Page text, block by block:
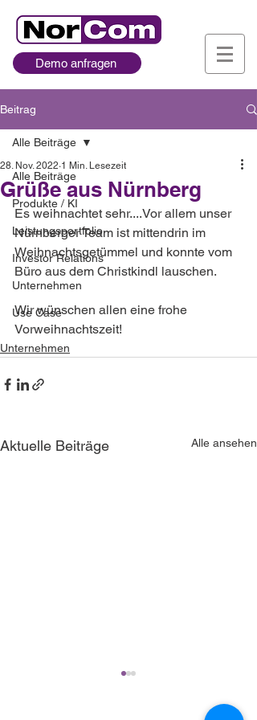
Demo anfragen
Beitrag
Alle Beiträge
Produkte / KI
Leistungsportfolio
Investor Relations
Unternehmen
Use Case
Alle Beiträge
Grüße aus Nürnberg
28. Nov. 2022 1 Min. Lesezeit
Es weihnachtet sehr....Vor allem unser
Nürnberger Team ist mittendrin im
Weihnachtsgetümmel und konnte vom
Büro aus dem Christkindl lauschen.
Wir wünschen allen eine frohe
Vorweihnachtszeit!
Unternehmen
Aktuelle Beiträge Alle ansehen
NorCom bietet technologische Lösungen für